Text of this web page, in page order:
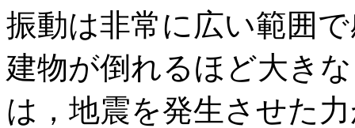
振動は非常に広い範囲
建物が倒れるほど大き
は，地震を発生させた